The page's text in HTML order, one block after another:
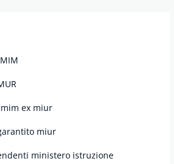
ex miur
miur
ministero istruzione